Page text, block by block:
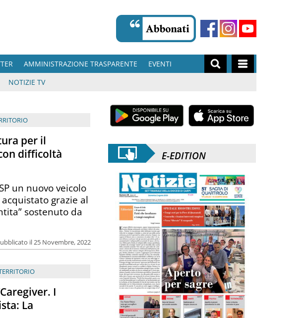
AMMINISTRAZIONE TRASPARENTE
EVENTI
NOTIZIE TV
per il
difficoltà
il 25 Novembre, 2022
un nuovo veicolo
grazie al
sostenuto da
I
La
E-EDITION